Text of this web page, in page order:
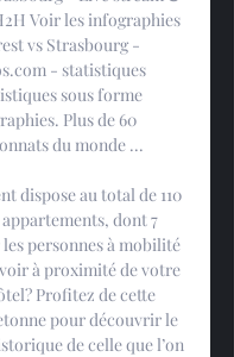
Voir les infographies
vs Strasbourg -
- statistiques
sous forme
Plus de 60
du monde ...
dispose au total de 110
dont 7
personnes à mobilité
à proximité de votre
Profitez de cette
pour découvrir le
de celle que l’on